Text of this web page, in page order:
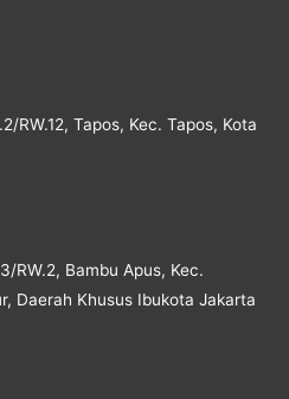
RW.12, Tapos, Kec. Tapos, Kota
RW.2, Bambu Apus, Kec.
Daerah Khusus Ibukota Jakarta